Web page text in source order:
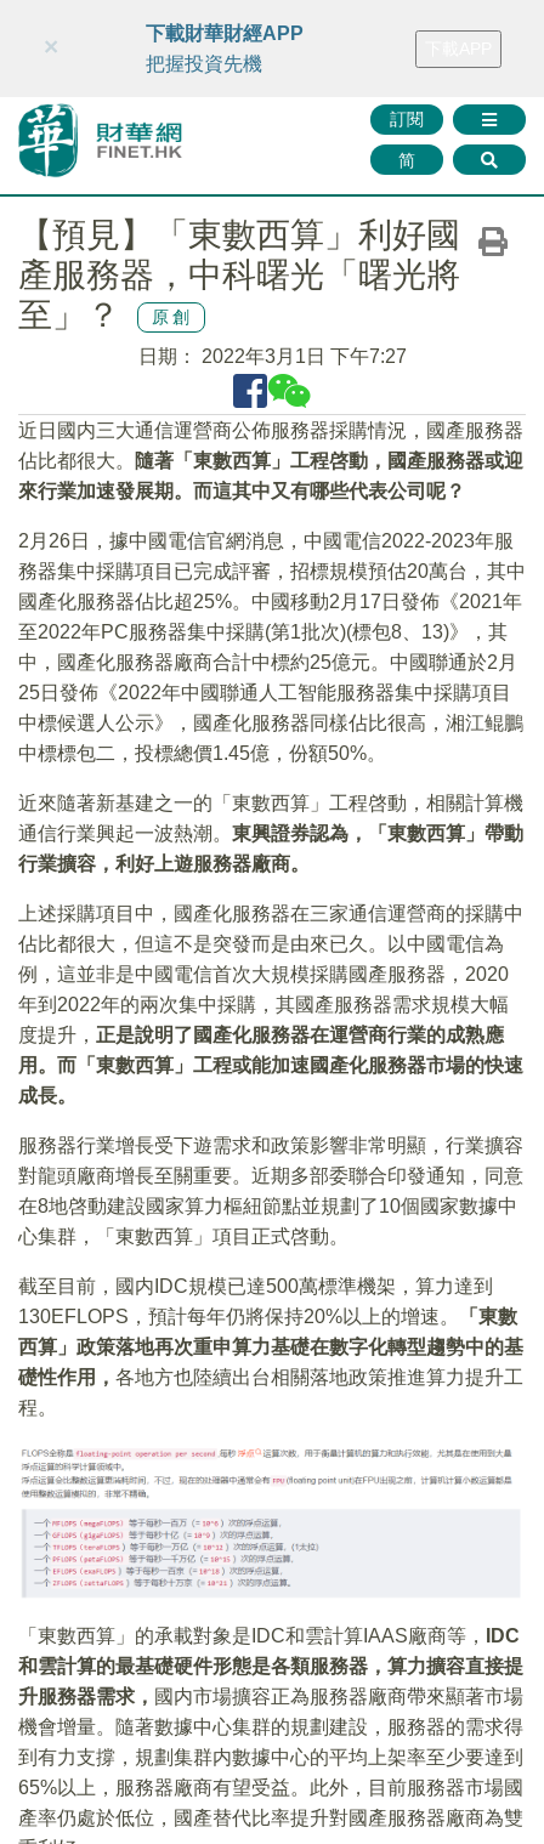
財華智庫網 FINTV FINMETA 財華證券 媒體矩陣
訂閱
简
×
下載財華財經APP
把握投資先機
【預見】「東數西算」利好國
產服務器，中科曙光「曙光將
至」？
原創
日期： 2022年3月1日 下午7:27
近日國内三大通信運營商公佈服務器採購情況，國產服務器
佔比都很大。
隨著「東數西算」工程啓動，國產服務器或迎
來行業加速發展期。而這其中又有哪些代表公司呢？
2月26日，據中國電信官網消息，中國電信2022-2023年服
務器集中採購項目已完成評審，招標規模預估20萬台，其中
國產化服務器佔比超25%。中國移動2月17日發佈《2021年
至2022年PC服務器集中採購(第1批次)(標包8、13)》，其
中，國產化服務器廠商合計中標約25億元。中國聯通於2月
25日發佈《2022年中國聯通人工智能服務器集中採購項目
中標候選人公示》，國產化服務器同樣佔比很高，湘江鲲鵬
中標標包二，投標總價1.45億，份額50%。
近來隨著新基建之一的「東數西算」工程啓動，相關計算機
通信行業興起一波熱潮。 東興證券認為，「東數西算」帶動
行業擴容，利好上遊服務器廠商。
上述採購項目中，國產化服務器在三家通信運營商的採購中
佔比都很大，但這不是突發而是由來已久。以中國電信為
例，這並非是中國電信首次大規模採購國產服務器，2020
年到2022年的兩次集中採購，其國產服務器需求規模大幅
度提升， 正是說明了國產化服務器在運營商行業的成熟應
用。而「東數西算」工程或能加速國產化服務器市場的快速
成長。
服務器行業增長受下遊需求和政策影響非常明顯，行業擴容
對龍頭廠商增長至關重要。近期多部委聯合印發通知，同意
在8地啓動建設國家算力樞紐節點並規劃了10個國家數據中
心集群，「東數西算」項目正式啓動。
截至目前，國内IDC規模已達500萬標準機架，算力達到
130EFLOPS，預計每年仍將保持20%以上的增速。
「東數
西算」政策落地再次重申算力基礎在數字化轉型趨勢中的基
礎性作用， 各地方也陸續出台相關落地政策推進算力提升工
程。
「東數西算」的承載對象是IDC和雲計算IAAS廠商等，
IDC
和雲計算的最基礎硬件形態是各類服務器，算力擴容直接提
升服務器需求， 國内市場擴容正為服務器廠商帶來顯著市場
機會增量。隨著數據中心集群的規劃建設，服務器的需求得
到有力支撐，規劃集群内數據中心的平均上架率至少要達到
65%以上，服務器廠商有望受益。此外，目前服務器市場國
產率仍處於低位，國產替代比率提升對國產服務器廠商為雙